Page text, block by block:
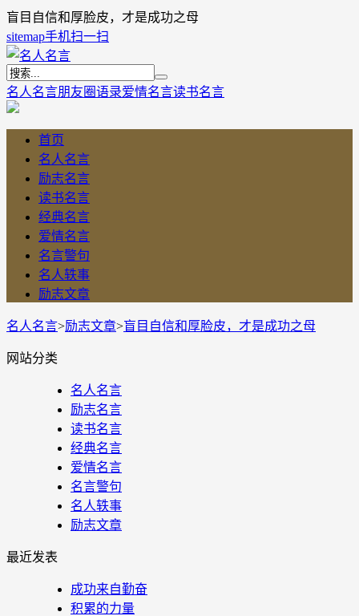
盲目自信和厚脸皮，才是成功之母
sitemap手机扫一扫
名人名言朋友圈语录爱情名言读书名言
首页
名人名言
励志名言
读书名言
经典名言
爱情名言
名言警句
名人轶事
励志文章
名人名言>励志文章>盲目自信和厚脸皮，才是成功之母
网站分类
名人名言
励志名言
读书名言
经典名言
爱情名言
名言警句
名人轶事
励志文章
最近发表
成功来自勤奋
积累的力量